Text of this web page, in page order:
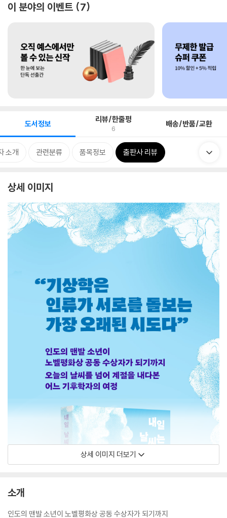
이 분야의 이벤트 7
도서정보 리뷰/한줄평
6 배송/반품/교환
소개 관련분류 품목정보 출판사 리뷰
상세 이미지
상세 이미지 더보기
소개
인도의 맨발 소년이 노벨평화상 공동 수상자가 되기까지